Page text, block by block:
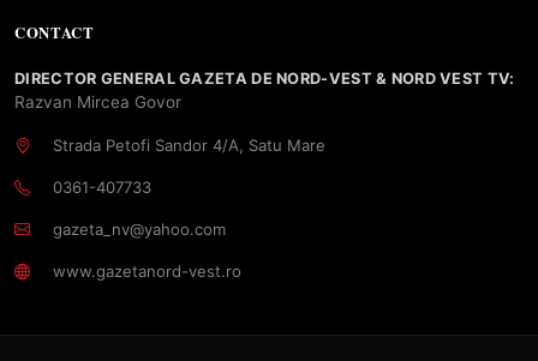
CONTACT
DIRECTOR GENERAL GAZETA DE NORD-VEST & NORD VEST TV:
Razvan Mircea Govor
Strada Petofi Sandor 4/A, Satu Mare
0361-407733
gazeta_nv@yahoo.com
www.gazetanord-vest.ro